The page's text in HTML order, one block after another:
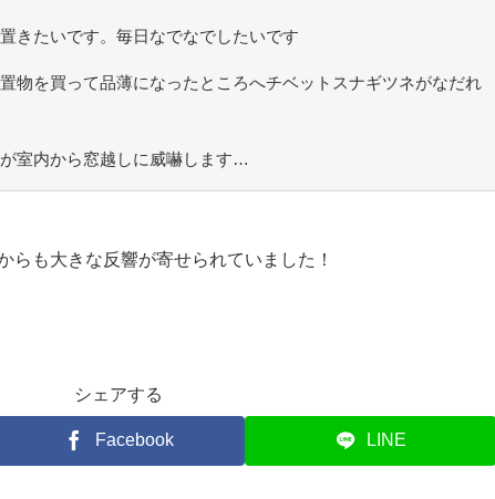
きたいです。毎日なでなでしたいです
物を買って品薄になったところへチベットスナギツネがなだれ
室内から窓越しに威嚇します…
らも大きな反響が寄せられていました！
シェアする
Facebook LINE